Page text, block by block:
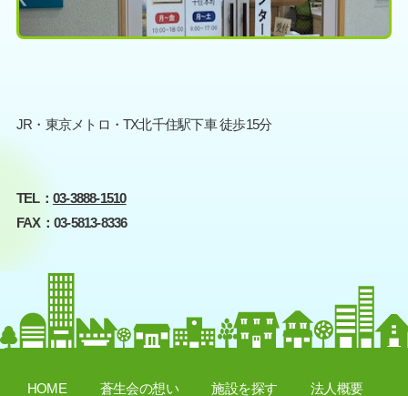
JR・東京メトロ・TX北千住駅下車 徒歩15分
TEL： 03-3888-1510
FAX： 03-5813-8336
HOME 蒼生会の想い 施設を探す 法人概要